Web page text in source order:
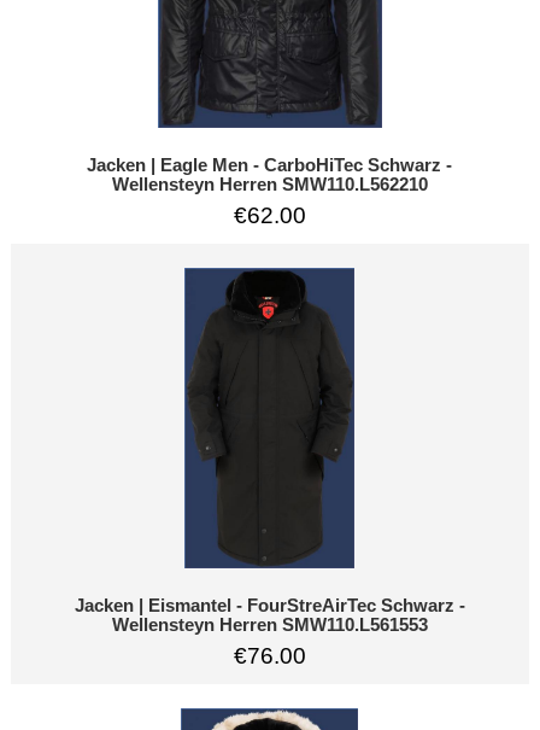
Jacken | Eagle Men - CarboHiTec Schwarz -
Wellensteyn Herren SMW110.L562210
€62.00
Jacken | Eismantel - FourStreAirTec Schwarz -
Wellensteyn Herren SMW110.L561553
€76.00